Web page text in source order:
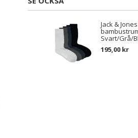
Jack &
Svart/Grå/
195,00 kr